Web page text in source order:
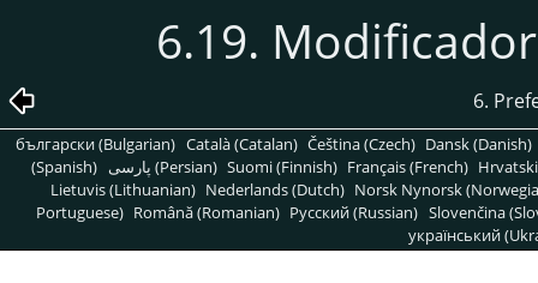
6.19.
6.
български (Bulgarian) Català (Catalan) Čeština (Czech) Dansk (Danish)
(Spanish)
پارسی (Persian) Suomi (Finnish) Français (French)
Lietuvis (Lithuanian) Nederlands (Dutch) Norsk Nynorsk
Portuguese) Română (Romanian) Pусский (Russian) Slovenčina
український